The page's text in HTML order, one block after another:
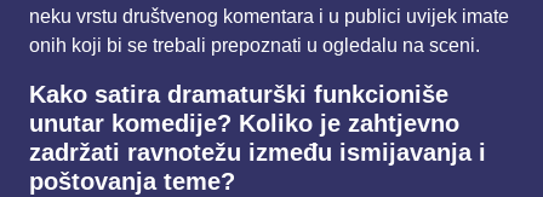
neku vrstu društvenog komentara i u publici uvijek imate
onih koji bi se trebali prepoznati u ogledalu na sceni.
Kako satira dramaturški funkcioniše
unutar komedije? Koliko je zahtjevno
zadržati ravnotežu između ismijavanja i
poštovanja teme?